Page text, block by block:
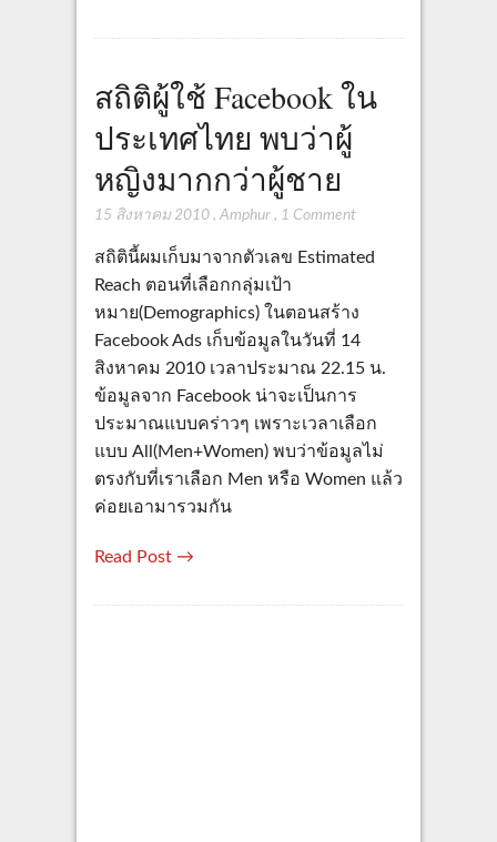
สถิติผู้ใช้ Facebook ใน
ประเทศไทย พบว่าผู้
หญิงมากกว่าผู้ชาย
15 สิงหาคม 2010, Amphur, 1 Comment
สถิตินี้ผมเก็บมาจากตัวเลข Estimated
Reach ตอนที่เลือกกลุ่มเป้า
หมาย(Demographics) ในตอนสร้าง
Facebook Ads เก็บข้อมูลในวันที่ 14
สิงหาคม 2010 เวลาประมาณ 22.15 น.
ข้อมูลจาก Facebook น่าจะเป็นการ
ประมาณแบบคร่าวๆ เพราะเวลาเลือก
แบบ All(Men+Women) พบว่าข้อมูลไม่
ตรงกับที่เราเลือก Men หรือ Women แล้ว
ค่อยเอามารวมกัน
Read Post →